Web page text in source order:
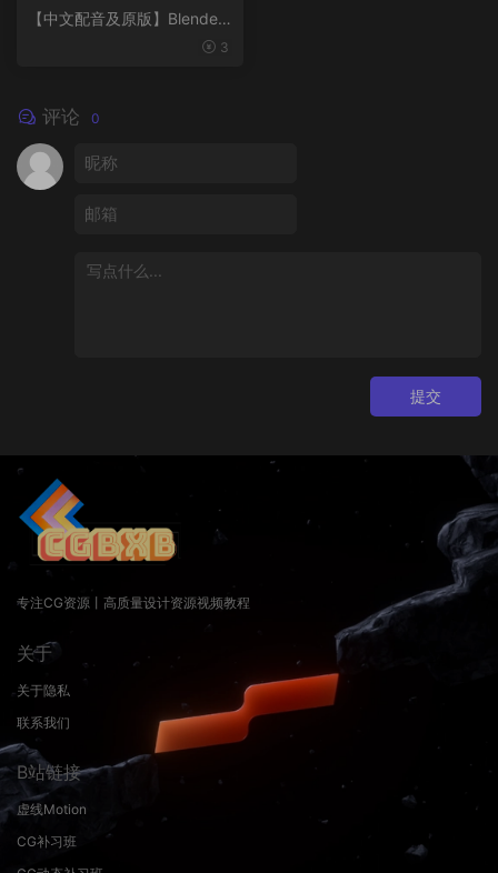
【中文配音及原版】Blender
3
评论 0
提交
专注CG资源丨高质量设计资源视频教程
关于
关于隐私
联系我们
B站链接
虚线Motion
CG补习班